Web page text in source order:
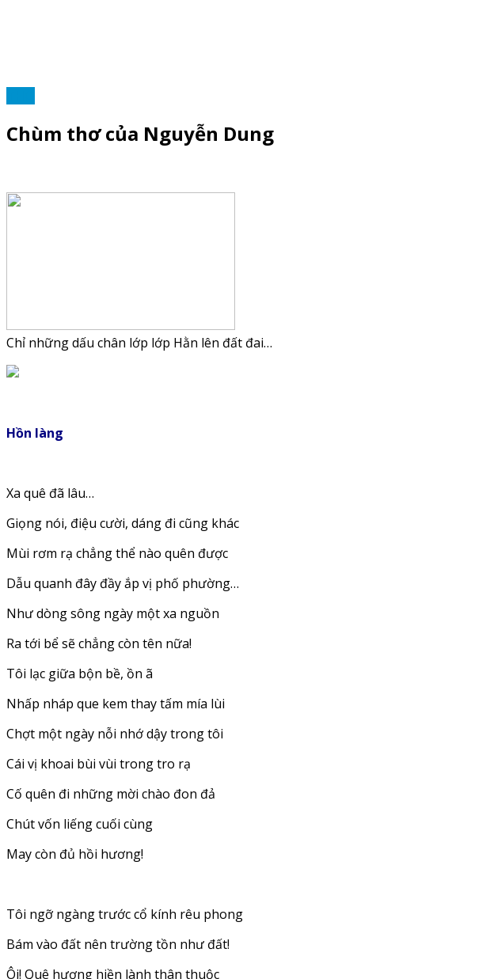
Chùm thơ của Nguyễn Dung
Chỉ những dấu chân lớp lớp Hằn lên đất đai…
Hồn làng
Xa quê đã lâu…
Giọng nói, điệu cười, dáng đi cũng khác
Mùi rơm rạ chẳng thể nào quên được
Dẫu quanh đây đầy ắp vị phố phường…
Như dòng sông ngày một xa nguồn
Ra tới bể sẽ chẳng còn tên nữa!
Tôi lạc giữa bộn bề, ồn ã
Nhấp nháp que kem thay tấm mía lùi
Chợt một ngày nỗi nhớ dậy trong tôi
Cái vị khoai bùi vùi trong tro rạ
Cố quên đi những mời chào đon đả
Chút vốn liếng cuối cùng
May còn đủ hồi hương!
Tôi ngỡ ngàng trước cổ kính rêu phong
Bám vào đất nên trường tồn như đất!
Ôi! Quê hương hiền lành thân thuộc